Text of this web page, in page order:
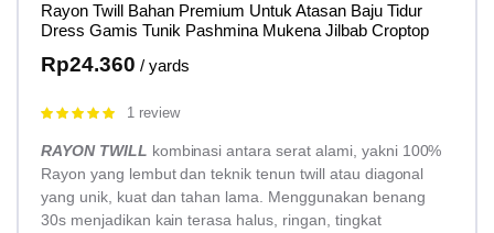
Rayon Twill Bahan Premium Untuk Atasan Baju Tidur
Dress Gamis Tunik Pashmina Mukena Jilbab Croptop
Rp24.360 / yards
Rated
1 review
RAYON TWILL kombinasi antara serat alami, yakni 100%
Rayon yang lembut dan teknik tenun twill atau diagonal
yang unik, kuat dan tahan lama. Menggunakan benang
30s menjadikan kain terasa halus, ringan, tingkat